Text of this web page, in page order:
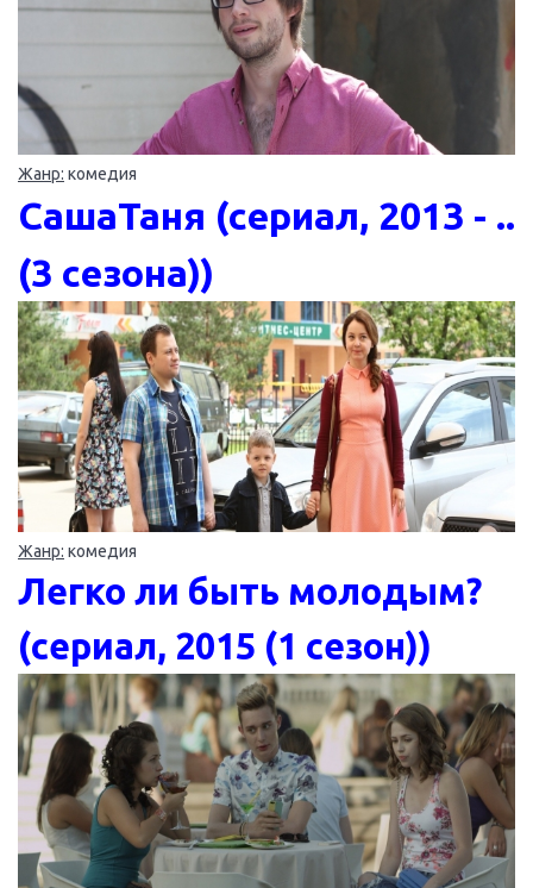
Жанр: комедия
СашаТаня (сериал, 2013 - ..
(3 сезона))
Жанр: комедия
Легко ли быть молодым?
(сериал, 2015 (1 сезон))